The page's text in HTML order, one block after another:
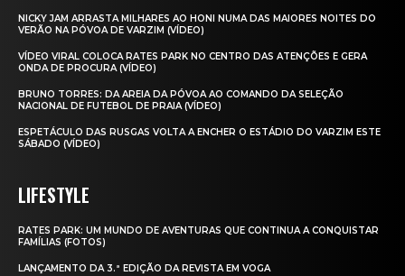
NICKY JAM ARRASTA MILHARES AO HONI NUMA DAS MAIORES NOITES DO
VERÃO NA PÓVOA DE VARZIM (VÍDEO)
VÍDEO VIRAL COLOCA RATES PARK NO CENTRO DAS ATENÇÕES E GERA
ONDA DE PROCURA (VÍDEO)
BRUNO TORRES: DA AREIA DA PÓVOA AO COMANDO DA SELEÇÃO
NACIONAL DE FUTEBOL DE PRAIA (VÍDEO)
ESPETÁCULO DAS RUSGAS VOLTA A ENCHER O ESTÁDIO DO VARZIM ESTE
SÁBADO (VÍDEO)
LIFESTYLE
RATES PARK: UM MUNDO DE AVENTURAS QUE CONTINUA A CONQUISTAR
FAMÍLIAS (FOTOS)
LANÇAMENTO DA 3.ª EDIÇÃO DA REVISTA EM VOGA